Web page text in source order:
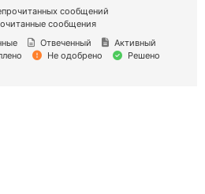
сообщений
сообщения
Отвеченный
Активный
Не одобрено
Решено